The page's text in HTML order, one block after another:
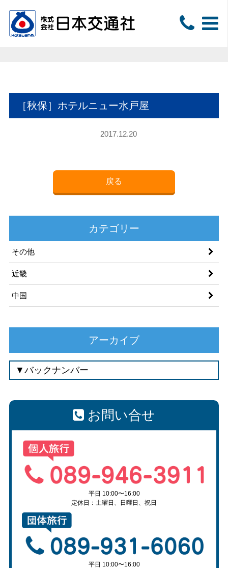
［秋保］ホテルニュー水戸屋
2017.12.20
戻る
カテゴリー
その他
近畿
中国
アーカイブ
お問い合せ
平日 10:00〜16:00
定休日：土曜日、日曜日、祝日
平日 10:00〜16:00